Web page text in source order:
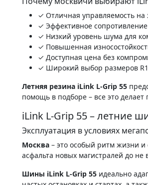
✓ Отличная управляемость на
✓ Эффективное
✓ Низкий уровень шума для
✓ Повышенная
✓ Доступная цена без
✓ Широкий выбор размеров
Летняя резина iLink L-Grip 55
помощь в подборе – все это
iLink L-Grip 55 – летние
Эксплуатация в условиях
Москва – это особый ритм жизни и
асфальта новых магистралей до не
Шины iLink L-Grip 55 идеально